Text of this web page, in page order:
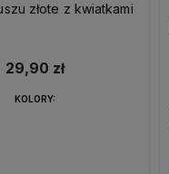
złote z kwiatkami
29,90 zł
KOLORY: